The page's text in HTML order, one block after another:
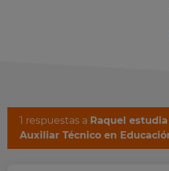
1 respuestas a Raquel
Auxiliar Técnico en